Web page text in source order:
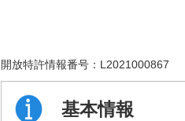
開放特許情報番号： L2021000867
基本情報